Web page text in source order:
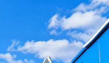
Промышленные
Оборудование